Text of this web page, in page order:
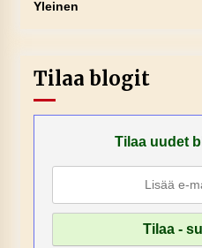
Yleinen
Tilaa blogit
Tilaa uudet